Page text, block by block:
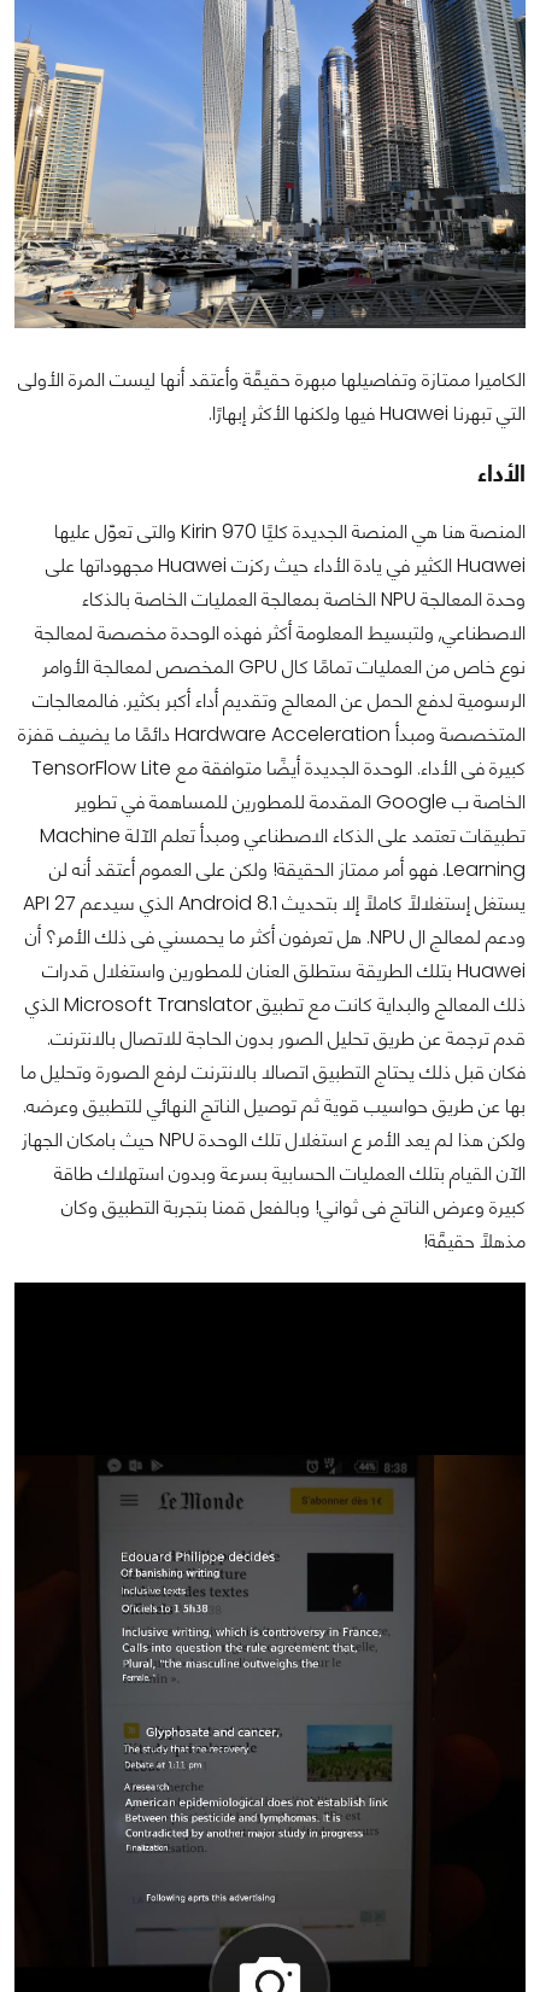
الكاميرا ممتازة وتفاصيلها مبهرة حقيقًة وأعتقد أنها ليست المرة الأولى
التي تبهرنا Huawei فيها ولكنها الأكثر إبهارًا.
الأداء
المنصة هنا هي المنصة الجديدة كليًا Kirin 970 والتى تعوّل عليها
Huawei الكثير في يادة الأداء حيث ركزت Huawei مجهوداتها على
وحدة المعالجة NPU الخاصة بمعالجة العمليات الخاصة بالذكاء
الاصطناعي, ولتبسيط المعلومة أكثر فهذه الوحدة مخصصة لمعالجة
نوع خاص من العمليات تمامًا كال GPU المخصص لمعالجة الأوامر
الرسومية لدفع الحمل عن المعالج وتقديم أداء أكبر بكثير. فالمعالجات
المتخصصة ومبدأ Hardware Acceleration دائمًا ما يضيف قفزة
كبيرة فى الأداء. الوحدة الجديدة أيضًا متوافقة مع TensorFlow Lite
الخاصة ب Google المقدمة للمطورين للمساهمة في تطوير
تطبيقات تعتمد على الذكاء الاصطناعي ومبدأ تعلم الآلة Machine
Learning. فهو أمر ممتاز الحقيقة! ولكن على العموم أعتقد أنه لن
يستغل إستغلالًا كاملًا إلا بتحديث Android 8.1 الذي سيدعم API 27
ودعم لمعالج ال NPU. هل تعرفون أكثر ما يحمسني فى ذلك الأمر؟ أن
Huawei بتلك الطريقة ستطلق العنان للمطورين واستغلال قدرات
ذلك المعالج والبداية كانت مع تطبيق Microsoft Translator الذي
قدم ترجمة عن طريق تحليل الصور بدون الحاجة للاتصال بالانترنت.
فكان قبل ذلك يحتاج التطبيق اتصالا بالانترنت لرفع الصورة وتحليل ما
بها عن طريق حواسيب قوية ثم توصيل الناتج النهائي للتطبيق وعرضه.
ولكن هذا لم يعد الأمر ع استغلال تلك الوحدة NPU حيث بامكان الجهاز
الآن القيام بتلك العمليات الحسابية بسرعة وبدون استهلاك طاقة
كبيرة وعرض الناتج فى ثواني! وبالفعل قمنا بتجربة التطبيق وكان
مذهلًا حقيقًة!